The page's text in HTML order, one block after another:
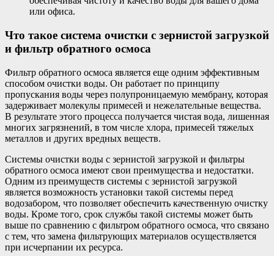
или офиса.
Что такое система очистки с зернистой загрузкой
и фильтр обратного осмоса
Фильтр обратного осмоса является еще одним эффективным
способом очистки воды. Он работает по принципу
пропускания воды через полупроницаемую мембрану, которая
задерживает молекулы примесей и нежелательные вещества.
В результате этого процесса получается чистая вода, лишенная
многих загрязнений, в том числе хлора, примесей тяжелых
металлов и других вредных веществ.
Системы очистки воды с зернистой загрузкой и фильтры
обратного осмоса имеют свои преимущества и недостатки.
Одним из преимуществ системы с зернистой загрузкой
является возможность установки такой системы перед
водозабором, что позволяет обеспечить качественную очистку
воды. Кроме того, срок службы такой системы может быть
выше по сравнению с фильтром обратного осмоса, что связано
с тем, что замена фильтрующих материалов осуществляется
при исчерпании их ресурса.